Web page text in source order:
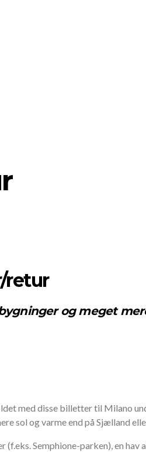
retur
og meget
med disse billetter til Milano
sol og varme end på Sjælland
Semphione-parken), en